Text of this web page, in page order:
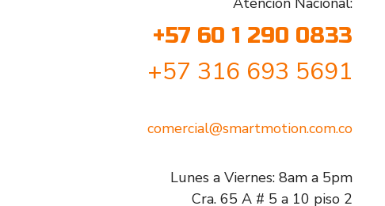
+57 60 1 290 0833
+57 316 693 5691
comercial@smartmotion.com.co
Lunes a Viernes: 8am a 5pm
Cra. 65 A # 5 a 10 piso 2